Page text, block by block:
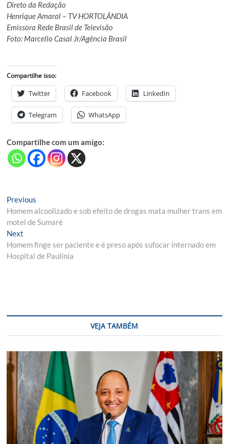
Direto da Redação
Henrique Amaral – TV HORTOLÂNDIA
Emissora Rede Brasil de Televisão
Foto: Marcello Casal Jr/Agência Brasil
Compartilhe isso:
Twitter Facebook LinkedIn
Telegram WhatsApp
Compartilhe com um amigo:
Navegação
de
Post
Previous
post:
Homem alcoolizado e sob efeito de drogas mata mulher trans em
motel de Sumaré
Next
post:
Homem finge ser paciente e é preso após sufocar internado em
Hospital de Paulínia
VEJA TAMBÉM